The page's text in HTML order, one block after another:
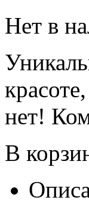
Нет в
нет!
В